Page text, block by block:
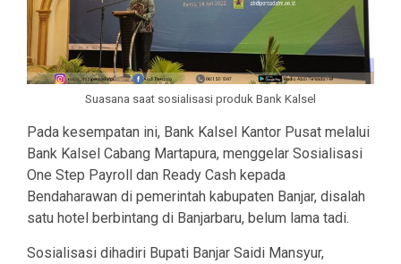
Suasana saat sosialisasi produk Bank Kalsel
Pada kesempatan ini, Bank Kalsel Kantor Pusat melalui
Bank Kalsel Cabang Martapura, menggelar Sosialisasi
One Step Payroll dan Ready Cash kepada
Bendaharawan di pemerintah kabupaten Banjar, disalah
satu hotel berbintang di Banjarbaru, belum lama tadi.
Sosialisasi dihadiri Bupati Banjar Saidi Mansyur,